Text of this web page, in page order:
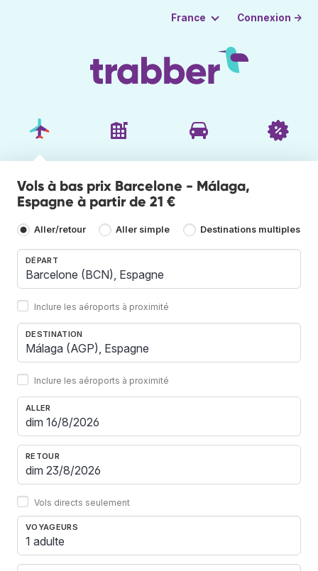
France Connexion →
Vols à bas prix Barcelone - Málaga,
Espagne à partir de 21 €
Aller/retour Aller simple Destinations multiples
DÉPART
Inclure les aéroports à proximité
DESTINATION
Inclure les aéroports à proximité
ALLER
RETOUR
Vols directs seulement
VOYAGEURS
1 adulte